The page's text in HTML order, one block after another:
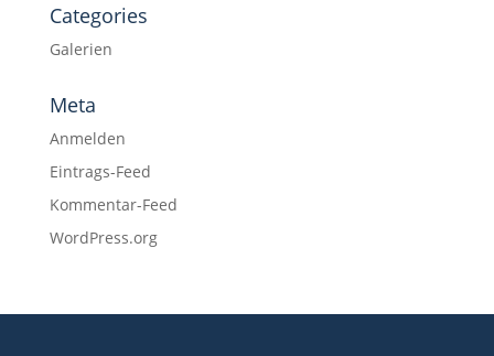
Categories
Galerien
Meta
Anmelden
Eintrags-Feed
Kommentar-Feed
WordPress.org